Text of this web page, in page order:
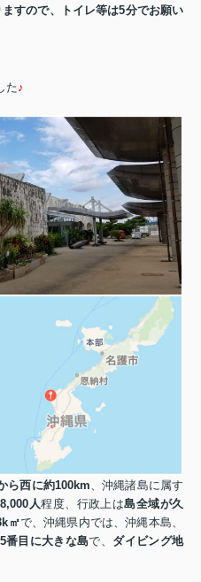
すので、トイレ等は5分でお願い
た♪
ら西に約100km、沖縄諸島に属す
8,000人程度、行政上は島全域が久
㎡で、沖縄県内では、沖縄本島、
5番目に大きな島で、 ダイビング地